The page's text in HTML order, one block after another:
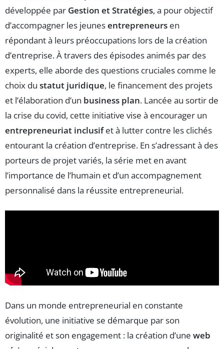
développée par Gestion et Stratégies, a pour objectif
d’accompagner les jeunesentrepreneurs en
répondant à leurs préoccupations lors de la création
d’entreprise. À travers des épisodes animés par des
experts, elle aborde des questions cruciales comme le
choix du statut juridique, le financement des projets
et l’élaboration d’un business plan. Lancée au sortir de
la crise du covid, cette initiative vise à encourager un
entrepreneuriat inclusifet à lutter contre les clichés
entourant la création d’entreprise. En s’adressant à des
porteurs de projet variés, la série met en avant
l’importance de l’humain et d’un accompagnement
personnalisé dans la réussite entrepreneurial.
Dans un monde entrepreneurial en constante
évolution, une initiative se démarque par son
originalité et son engagement : la création d’une web